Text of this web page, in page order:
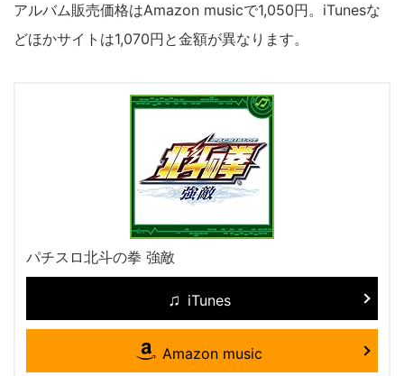
アルバム販売価格はAmazon musicで1,050円。iTunesな
どほかサイトは1,070円と金額が異なります。
パチスロ北斗の拳 強敵
iTunes
Amazon music